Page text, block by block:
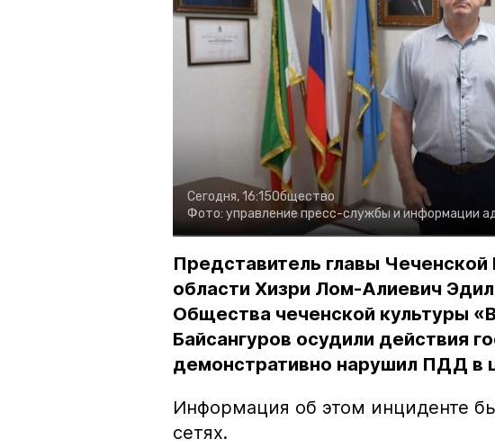
Сегодня, 16:15Общество
Фото: управление пресс-службы и информации
Представитель главы Чеченской
области Хизри Лом-Алиевич
Общества чеченской культуры
Байсангуров осудили действия
демонстративно нарушил ПДД в
Информация об этом инциденте
сетях.